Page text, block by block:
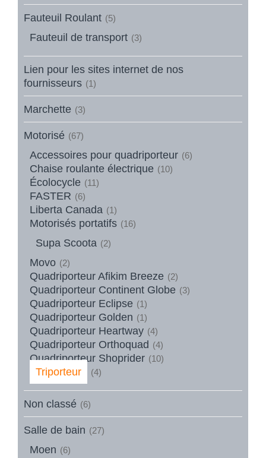
Fauteuil Roulant (5)
Fauteuil de transport (3)
Lien pour les sites internet de nos
fournisseurs (1)
Marchette (3)
Motorisé (67)
Accessoires pour quadriporteur (6)
Chaise roulante électrique (10)
Écolocycle (11)
FASTER (6)
Liberta Canada (1)
Motorisés portatifs (16)
Supa Scoota (2)
Movo (2)
Quadriporteur Afikim Breeze (2)
Quadriporteur Continent Globe (3)
Quadriporteur Eclipse (1)
Quadriporteur Golden (1)
Quadriporteur Heartway (4)
Quadriporteur Orthoquad (4)
Quadriporteur Shoprider (10)
Triporteur (4)
Non classé (6)
Salle de bain (27)
Moen (6)